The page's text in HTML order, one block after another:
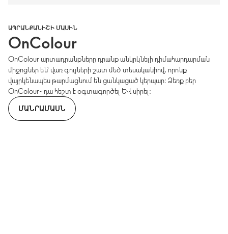
ԱՊՐԱՆՔԱՆԻՇԻ ՄԱՍԻՆ
OnColour
OnColour արտադրանքները դրանք անկրկնելի դիմահարդարման
միջոցներ են՝ վառ գույների շատ մեծ տեսականիով, որոնք
վայրկենապես թարմացնում են ցանկացած կերպար։ Ձեռք բեր
OnColour- դա հեշտ է օգտագործել և սիրել։
ՄԱՆՐԱՄԱՍՆ